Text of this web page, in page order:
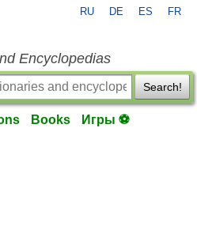
RU DE ES FR
Encyclopedias
Search!
Books Игры ⚽